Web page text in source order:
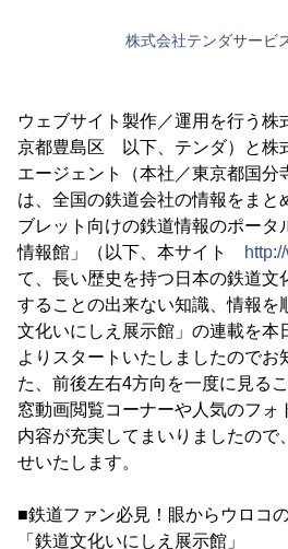
株式会社テンダサービ
ウェブサイト製作／運用を行う株
京都豊島区 以下、テンダ）と株
エージェント（本社／東京都国
は、全国の鉄道会社の情報をまと
ブレット向けの鉄道情報のポータ
情報館」（以下、本サイト
て、長い歴史を持つ日本の鉄道文
することの出来ない知識、情報を
文化いにしえ展示館」の連載を本
よりスタートいたしましたのでお
た、前後左右4方向を一度に見る
窓動画閲覧コーナーや人気のフォ
内容が充実してまいりましたので
せいたします。
■鉄道ファン必見！眼からウロコ
「鉄道文化いにしえ展示館」